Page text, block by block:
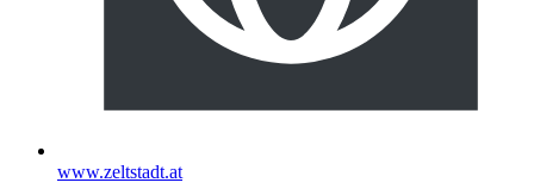
www.zeltstadt.at